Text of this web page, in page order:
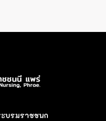
บรมราชชนก